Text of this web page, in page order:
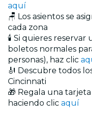
aquí
🪑 Los asientos se
cada zona
🕯️ Si quieres
boletos normales
personas), haz clic
🎻 Descubre todos
Cincinnati
🎁 Regala una
haciendo clic aquí